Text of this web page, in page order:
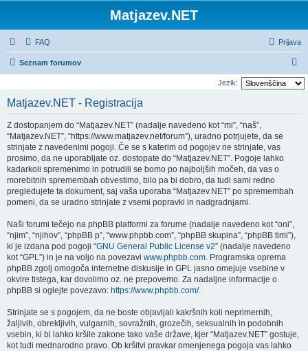
Matjazev.NET
FAQ Prijava
Seznam forumov
s
Jezik:
Matjazev.NET - Registracija
Z dostopanjem do “Matjazev.NET” (nadalje navedeno kot “mi”, “naš”,
“Matjazev.NET”, “https://www.matjazev.net/forum”), uradno potrjujete, da se
strinjate z navedenimi pogoji. Če se s katerim od pogojev ne strinjate, vas
prosimo, da ne uporabljate oz. dostopate do “Matjazev.NET”. Pogoje lahko
kadarkoli spremenimo in potrudili se bomo po najboljših močeh, da vas o
morebitnih spremembah obvestimo, bilo pa bi dobro, da tudi sami redno
pregledujete ta dokument, saj vaša uporaba “Matjazev.NET” po spremembah
pomeni, da se uradno strinjate z vsemi popravki in nadgradnjami.
Naši forumi tečejo na phpBB platformi za forume (nadalje navedeno kot “oni”,
“njim”, “njihov”, “phpBB p”, “www.phpbb.com”, “phpBB skupina”, “phpBB timi”),
ki je izdana pod pogoji “GNU General Public License v2” (nadalje navedeno
kot “GPL”) in je na voljo na povezavi www.phpbb.com. Programska oprema
phpBB zgolj omogoča internetne diskusije in GPL jasno omejuje vsebine v
okvire tistega, kar dovolimo oz. ne prepovemo. Za nadaljne informacije o
phpBB si oglejte povezavo: https://www.phpbb.com/.
Strinjate se s pogojem, da ne boste objavljali kakršnih koli neprimernih,
žaljivih, obrekljivih, vulgarnih, sovražnih, grozečih, seksualnih in podobnih
vsebin, ki bi lahko kršile zakone tako vaše države, kjer “Matjazev.NET” gostuje,
kot tudi mednarodno pravo. Ob kršitvi pravkar omenjenega pogoja vas lahko